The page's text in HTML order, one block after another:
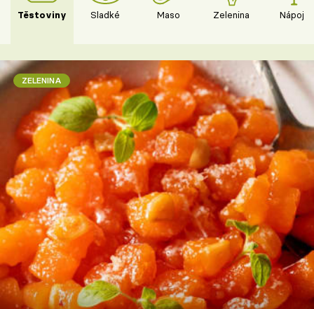
Těstoviny Sladké Maso Zelenina Nápoje
ZELENINA